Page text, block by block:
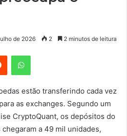
de 2026 2 2 minutos de leitura
Reddit WhatsApp
estão transferindo cada vez
as exchanges. Segundo um
CryptoQuant, os depósitos do
a 49 mil unidades,